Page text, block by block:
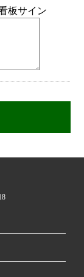
板サイン
紹介